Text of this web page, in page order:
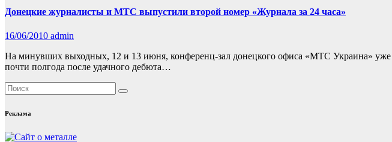
Донецкие журналисты и МТС выпустили второй номер «Журнала за 24 часа»
16/06/2010 admin
На минувших выходных, 12 и 13 июня, конференц-зал донецкого офиса «МТС Украина»
почти полгода после удачного дебюта…
Реклама